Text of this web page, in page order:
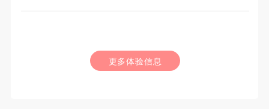
更多体验信息